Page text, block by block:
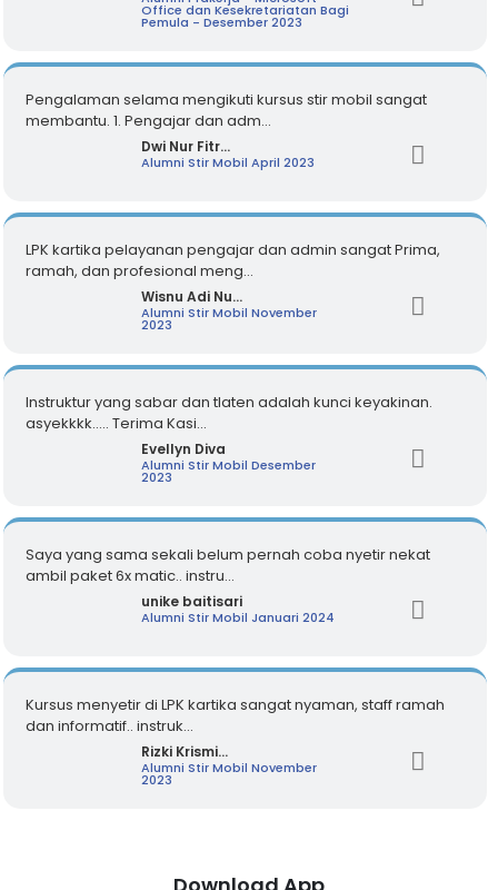
Office dan Kesekretariatan Bagi
Pemula - Desember 2023
Pengalaman selama mengikuti kursus stir mobil sangat
membantu. 1. Pengajar dan adm...
Dwi Nur Fitr...
Alumni Stir Mobil April 2023
LPK kartika pelayanan pengajar dan admin sangat Prima,
ramah, dan profesional meng...
Wisnu Adi Nu...
Alumni Stir Mobil November
2023
Instruktur yang sabar dan tlaten adalah kunci keyakinan.
asyekkkk..... Terima Kasi...
Evellyn Diva
Alumni Stir Mobil Desember
2023
Saya yang sama sekali belum pernah coba nyetir nekat
ambil paket 6x matic.. instru...
unike baitisari
Alumni Stir Mobil Januari 2024
Kursus menyetir di LPK kartika sangat nyaman, staff ramah
dan informatif.. instruk...
Rizki Krismi...
Alumni Stir Mobil November
2023